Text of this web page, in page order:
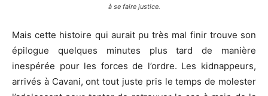
à se faire justice.
Mais cette histoire qui aurait pu très mal finir trouve son
épilogue quelques minutes plus tard de manière
inespérée pour les forces de l’ordre. Les kidnappeurs,
arrivés à Cavani, ont tout juste pris le temps de molester